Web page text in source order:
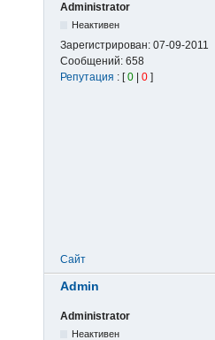
Administrator
Неактивен
Зарегистрирован: 07-09-2011
Сообщений: 658
Репутация : [0 0 ]
Сайт
Admin
Administrator
Неактивен